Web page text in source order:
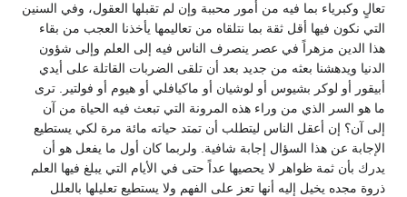
تعالٍ وكبرياء بما فيه من أمور محببة وإن لم تقبلها العقول، وفي السنين
التي نكون فيها أقل ثقة بما نتلقاه من تعاليمها يأخذنا العجب من بقاء
هذا الدين مزهراً في عصر ينصرف الناس فيه إلى العلم وإلى شؤون
الدنيا ويدهشنا بعثه من جديد بعد أن تلقى الضربات القاتلة على أيدي
أبيقور أو لوكر بشيوس أو لوشيان أو ماكيافلي أو هيوم أو فولتير. ترى
ما هو السر الذي من وراء هذه المرونة التي تبعث فيه الحياة من آن
إلى آن؟ إن أعقل الناس ليتطلب أن تمتد حياته مائة مرة لكي يستطيع
الإجابة عن هذا السؤال إجابة شافية. ولربما كان أول ما يفعل هو أن
يدرك بأن ثمة ظواهر لا يحصيها عداً حتى في الأيام التي يبلغ فيها العلم
ذروة مجده يخيل إليه أنها تعز على الفهم ولا يستطيع تعليلها بالعلل